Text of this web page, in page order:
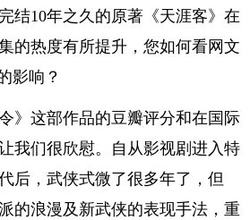
结10年之久的原著《天涯客》在
的热度有所提升，您如何看网文
影响？
这部作品的豆瓣评分和在国际
我们很欣慰。自从影视剧进入特
后，武侠式微了很多年了，但
的浪漫及新武侠的表现手法，重